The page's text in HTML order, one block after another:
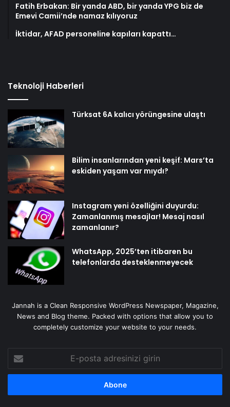
Fatih Erbakan: Bir yanda ABD, bir yanda YPG biz de
Emevi Camii’nde namaz kılıyoruz
İktidar, AFAD personeline kapıları kapattı…
Teknoloji Haberleri
Türksat 6A kalıcı yörüngesine ulaştı
Bilim insanlarından yeni keşif: Mars’ta
eskiden yaşam var mıydı?
Instagram yeni özelliğini duyurdu:
Zamanlanmış mesajlar! Mesaj nasıl
zamanlanır?
WhatsApp, 2025’ten itibaren bu
telefonlarda desteklenmeyecek
Jannah is a Clean Responsive WordPress Newspaper, Magazine,
News and Blog theme. Packed with options that allow you to
completely customize your website to your needs.
posta
adresinizi